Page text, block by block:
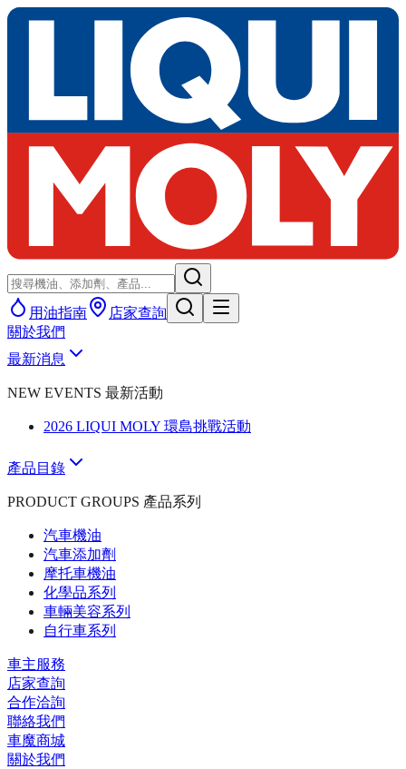
用油指南
店家查詢
關於我們
最新消息
NEW EVENTS 最新活動
2026 LIQUI MOLY 環島挑戰活動
產品目錄
PRODUCT GROUPS 產品系列
汽車機油
汽車添加劑
摩托車機油
化學品系列
車輛美容系列
自行車系列
車主服務
店家查詢
合作洽詢
聯絡我們
車魔商城
關於我們